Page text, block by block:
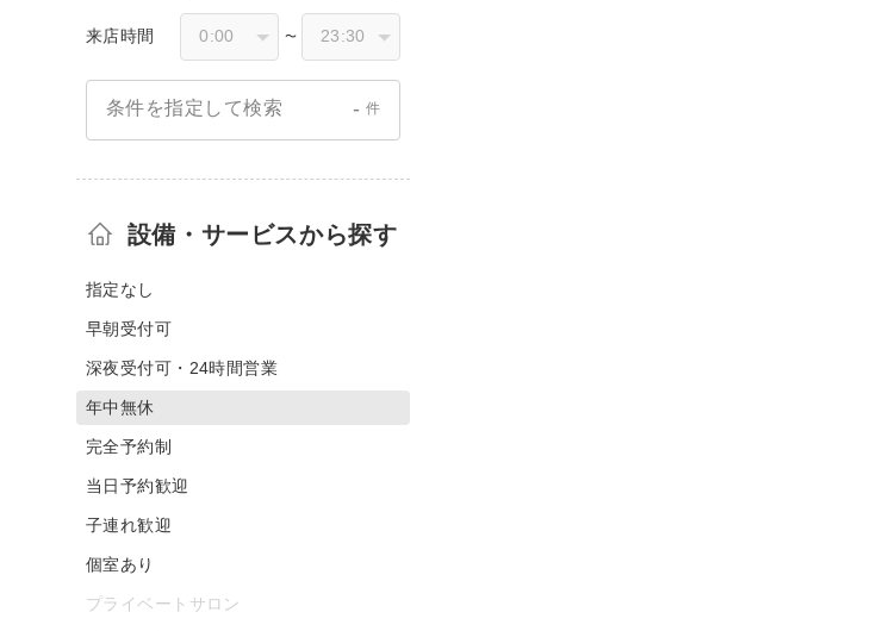
来店時間 〜
条件を指定して検索 - 件
設備・サービスから探す
指定なし
早朝受付可
深夜受付可・24時間営業
年中無休
完全予約制
当日予約歓迎
子連れ歓迎
個室あり
プライベートサロン